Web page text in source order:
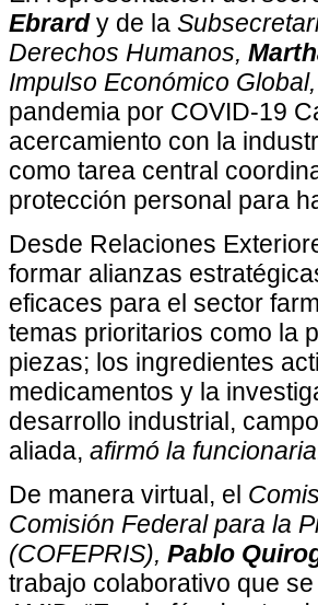
Ebrardy de la
Derechos Humanos,
Impulso Económico Global,
pandemia por COVID-19
acercamiento con la
como tarea central
protección personal para
Desde Relaciones
formar alianzas
eficaces para el sector
temas prioritarios como la
piezas; los ingredientes
medicamentos y la
desarrollo industrial,
aliada, afirmó la
De manera virtual, el
Comisión Federal para la
(COFEPRIS), Pablo
trabajo colaborativo que